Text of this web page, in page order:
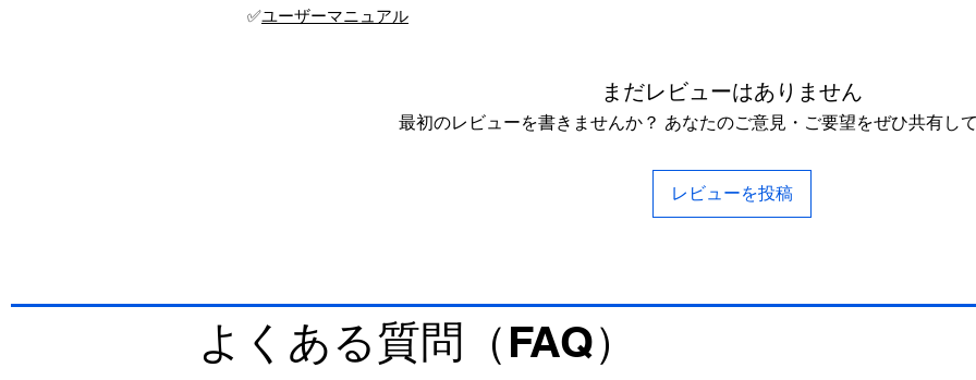
✅ユーザーマニュアル
まだレビューはありません
最初のレビューを書きませんか？ あなたのご意見・ご要望をぜひ共有して
レビューを投稿
よくある質問（FAQ）